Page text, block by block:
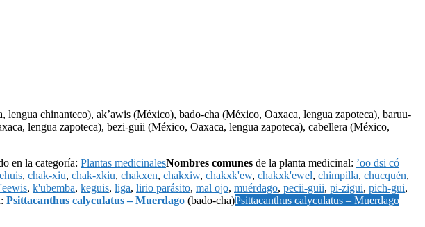
chinanteco), ak’awis (México), bado-cha (México, Oaxaca, lengua zapoteca), baruu-
lengua zapoteca), bezi-guii (México, Oaxaca, lengua zapoteca), cabellera (México,
en la categoría: Plantas medicinalesNombres comunes de la planta medicinal: ’oo dsi có
, chak-xiu, chak-xkiu, chakxen, chakxiw, chakxk'ew, chakxk'ewel, chimpilla, chucquén,
, k'ubemba, keguis, liga, lirio parásito, mal ojo, muérdago, pecii-guii, pi-zigui, pich-gui,
Psittacanthus calyculatus – Muerdago (bado-cha)Psittacanthus calyculatus – Muerdago